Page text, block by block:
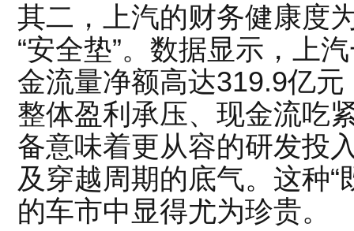
其二，上汽的财务健康度
“安全垫”。数据显示，上
金流量净额高达319.9亿
整体盈利承压、现金流吃
备意味着更从容的研发投
及穿越周期的底气。这种
的车市中显得尤为珍贵。